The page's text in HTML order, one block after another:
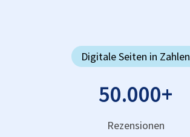
Digitale Seiten in Zahlen
50.000+
Rezensionen